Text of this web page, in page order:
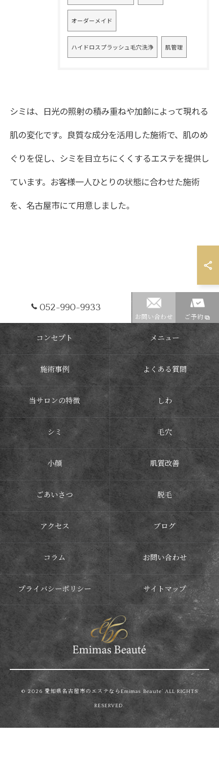
オーダーメイド
ハイドロスプラッシュ毛穴洗浄 肌管理
シミは、日光の照射の積み重ねや加齢によって現れる
肌の変化です。良質な成分を活用した施術で、肌のめ
ぐりを促し、シミを目立ちにくくするエステを提供し
ています。お客様一人ひとりの状態に合わせた施術
を、名古屋市にて用意しました。
052-990-9933
お問い合わせ ご予約
コンセプト メニュー
施術事例 よくある質問
当サロンの特徴 しわ
シミ 毛穴
小顔 肌質改善
ごあいさつ 脱毛
アクセス ブログ
コラム お問い合わせ
プライバシーポリシー サイトマップ
© 2026 愛知県名古屋市のエステならEmimas Beaute’ ALL RIGHTS
RESERVED.